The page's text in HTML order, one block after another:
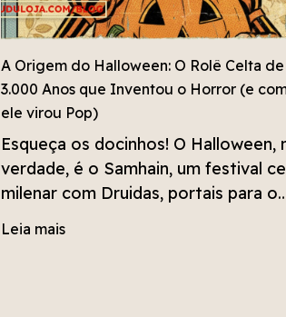
A Origem do Halloween: O Rolê Celta de
3.000 Anos que Inventou o Horror (e
ele virou Pop)
Esqueça os docinhos! O Halloween,
verdade, é o Samhain, um festival
milenar com Druidas, portais para o
mundo dos mortos e muito
Leia mais